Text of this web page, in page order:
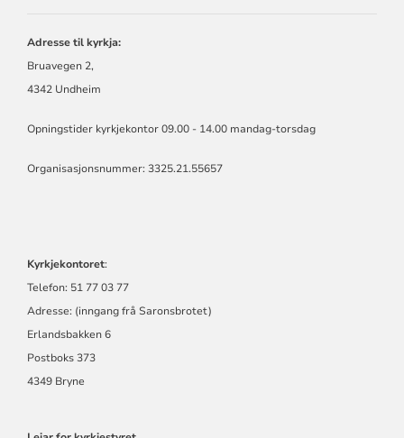
Adresse til kyrkja:
Bruavegen 2,
4342 Undheim
Opningstider kyrkjekontor 09.00 - 14.00 mandag-torsdag
Organisasjonsnummer: 3325.21.55657
Kyrkjekontoret:
Telefon: 51 77 03 77
Adresse: (inngang frå Saronsbrotet)
Erlandsbakken 6
Postboks 373
4349 Bryne